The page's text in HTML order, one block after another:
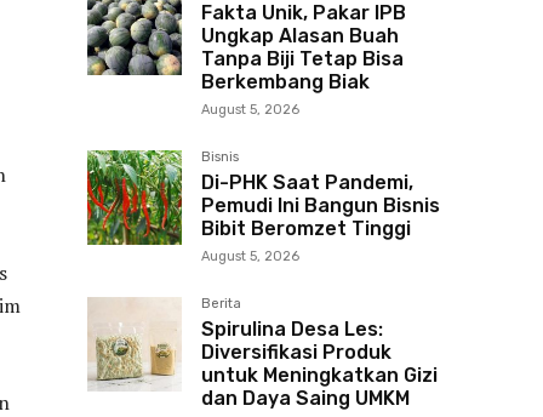
Fakta Unik, Pakar IPB
Ungkap Alasan Buah
Tanpa Biji Tetap Bisa
Berkembang Biak
August 5, 2026
Bisnis
Di-PHK Saat Pandemi,
Pemudi Ini Bangun Bisnis
Bibit Beromzet Tinggi
August 5, 2026
Berita
Spirulina Desa Les:
Diversifikasi Produk
untuk Meningkatkan Gizi
dan Daya Saing UMKM